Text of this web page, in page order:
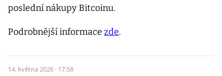
poslední nákupy Bitcoinu.
Podrobnější informace zde.
14. května 2026 · 17:58